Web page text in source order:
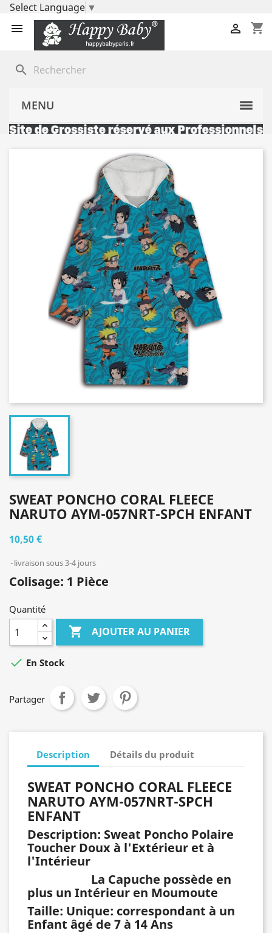
Select Language ▼
 shopping_cart

search
MENU
SWEAT PONCHO CORAL FLEECE
NARUTO AYM-057NRT-SPCH ENFANT
10,50 €
livraison sous 3-4 jours
Colisage: 1 Pièce
Quantité
 AJOUTER AU PANIER
 En Stock
Partager
Description Détails du produit
SWEAT PONCHO CORAL FLEECE
NARUTO AYM-057NRT-SPCH
ENFANT
Description: Sweat Poncho Polaire
Toucher Doux à l'Extérieur et à
l'Intérieur
La Capuche possède en
plus un Intérieur en Moumoute
Taille: Unique: correspondant à un
Enfant âgé de 7 à 14 Ans